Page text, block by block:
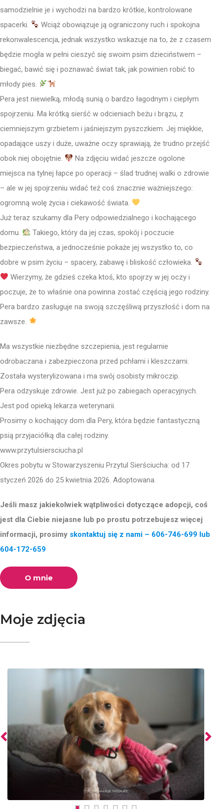
samodzielnie je i wychodzi na bardzo krótkie, kontrolowane
spacerki.
Wciąż obowiązuje ją ograniczony ruch i spokojna
rekonwalescencja, jednak wszystko wskazuje na to, że z czasem
będzie mogła w pełni cieszyć się swoim psim dzieciństwem –
biegać, bawić się i poznawać świat tak, jak powinien robić to
młody pies.
Pera jest niewielką, młodą sunią o bardzo łagodnym i ciepłym
spojrzeniu. Ma krótką sierść w odcieniach beżu i brązu, z
ciemniejszym grzbietem i jaśniejszym pyszczkiem. Jej miękkie,
opadające uszy i duże, uważne oczy sprawiają, że trudno przejść
obok niej obojętnie.
Na zdjęciu widać jeszcze ogolone
miejsca na tylnej łapce po operacji – ślad trudnej walki o zdrowie
– ale w jej spojrzeniu widać też coś znacznie ważniejszego:
ogromną wolę życia i ciekawość świata.
Już teraz szukamy dla Pery odpowiedzialnego i kochającego
domu.
Takiego, który da jej czas, spokój i poczucie
bezpieczeństwa, a jednocześnie pokaże jej wszystko to, co
dobre w psim życiu – spacery, zabawę i bliskość człowieka.
Wierzymy, że gdzieś czeka ktoś, kto spojrzy w jej oczy i
poczuje, że to właśnie ona powinna zostać częścią jego rodziny.
Pera bardzo zasługuje na swoją szczęśliwą przyszłość i dom na
zawsze.
Ma wszystkie niezbędne szczepienia, jest regularnie
odrobaczana i zabezpieczona przed pchłami i kleszczami.
Została wysterylizowana i ma swój osobisty mikroczip.
Pera odzyskuje zdrowie. Jest już po zabiegach operacyjnych.
Jest pod opieką lekarza weterynarii.
Prosimy o kochający dom dla Pery, która będzie fantastyczną
psią przyjaciółką dla całej rodziny.
www.przytulsiersciucha.pl
Okres pobytu w Stowarzyszeniu Przytul Sierściucha: od 17
styczeń 2026 do 25 kwietnia 2026. Adoptowana.
Jeśli masz jakiekolwiek wątpliwości dotyczące adopcji, coś
jest dla Ciebie niejasne lub po prostu potrzebujesz więcej
informacji, prosimy skontaktuj się z nami – 606-746-699 lub
604-172-659
O mnie
Moje zdjęcia